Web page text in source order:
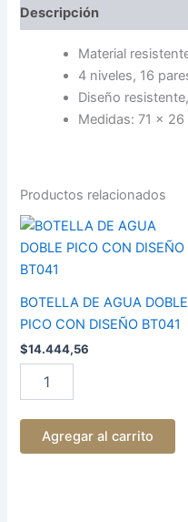
Descripción
Material
4 niveles, 16
Diseño
Medidas: 71 x
Productos relacionados
BOTELLA DE AGUA DOBLE
PICO CON DISEÑO BT041
$14.444,56
BOTELLA
DE
DOBLE
PICO
DISEÑO
BT041
cantidad
Agregar al carrito